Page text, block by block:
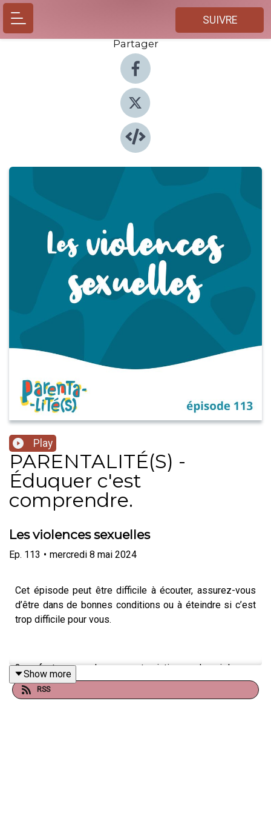
SUIVRE
Partager
Play
PARENTALITÉ(S) -
Éduquer c'est
comprendre.
Les violences sexuelles
Ep. 113 • mercredi 8 mai 2024
Cet épisode peut être difficile à écouter, assurez-vous
d’être dans de bonnes conditions ou à éteindre si c’est
trop difficile pour vous.
3 enfants par classe sont victimes de violences
sexuelles. Se confronter à ce sujet peut être difficile et
très inquiétant. Néanmoins, pour protéger les enfants il
Show more
RSS